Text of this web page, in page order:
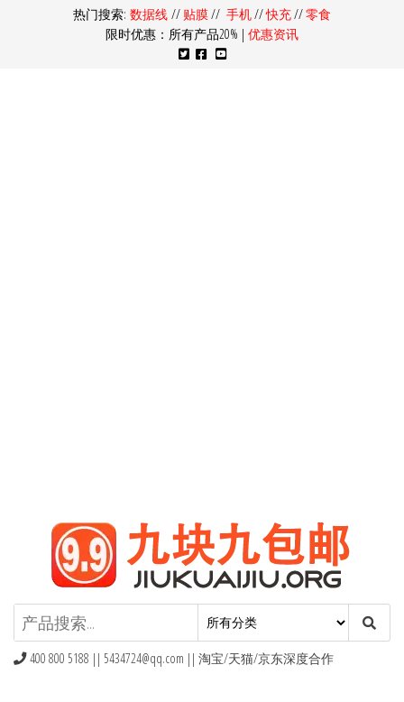
热门搜索: 数据线 // 贴膜// 手机//快充//零食
限时优惠：所有产品20% | 优惠资讯
九块九包邮,9块9包邮,9.9元包邮,九
块九官网
400 800 5188 || 5434724@qq.com || 淘宝/天猫/京东深度合作